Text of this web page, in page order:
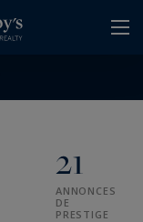
21
ANNONCES
DE
PRESTIGE